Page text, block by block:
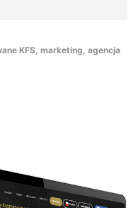
KFS, marketing, agencja